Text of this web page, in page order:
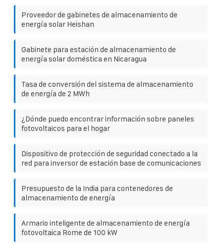
Proveedor de gabinetes de almacenamiento de
energía solar Heishan
Gabinete para estación de almacenamiento de
energía solar doméstica en Nicaragua
Tasa de conversión del sistema de almacenamiento
de energía de 2 MWh
¿Dónde puedo encontrar información sobre paneles
fotovoltaicos para el hogar
Dispositivo de protección de seguridad conectado a la
red para inversor de estación base de comunicaciones
Presupuesto de la India para contenedores de
almacenamiento de energía
Armario inteligente de almacenamiento de energía
fotovoltaica Rome de 100 kW